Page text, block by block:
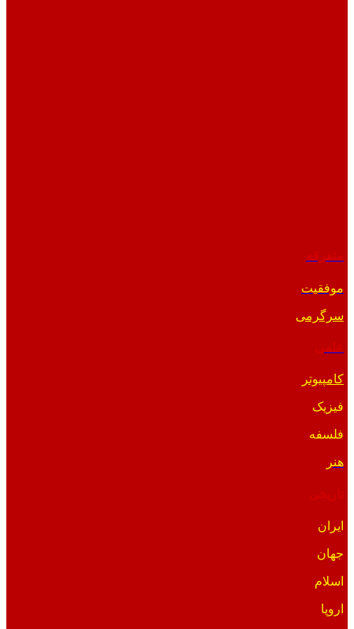
موفقیت
سرگرمی
کامپیوتر
فیزیک
فلسفه
هنر
ایران
جهان
اسلام
اروپا